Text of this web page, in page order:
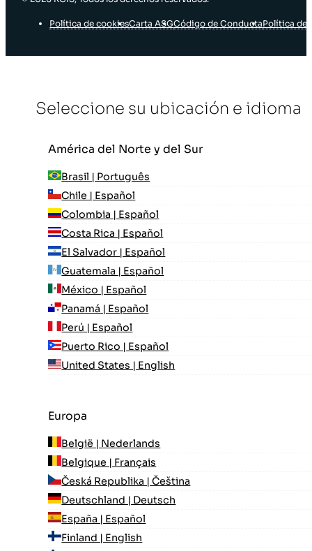
Política de cookiesCarta ASGCódigo de ConductaPolítica de
Seleccione su ubicación e idioma
América del Norte y del Sur
Brasil | Português
Chile | Español
Colombia | Español
Costa Rica | Español
El Salvador | Español
Guatemala | Español
México | Español
Panamá | Español
Perú | Español
Puerto Rico | Español
United States | English
Europa
België | Nederlands
Belgique | Français
Česká Republika | Čeština
Deutschland | Deutsch
España | Español
Finland | English